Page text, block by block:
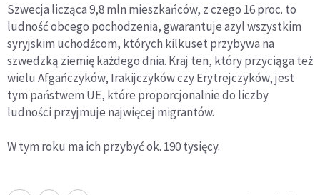
Szwecja licząca 9,8 mln mieszkańców, z czego 16 proc. to
ludność obcego pochodzenia, gwarantuje azyl wszystkim
syryjskim uchodźcom, których kilkuset przybywa na
szwedzką ziemię każdego dnia. Kraj ten, który przyciąga też
wielu Afgańczyków, Irakijczyków czy Erytrejczyków, jest
tym państwem UE, które proporcjonalnie do liczby
ludności przyjmuje najwięcej migrantów.
W tym roku ma ich przybyć ok. 190 tysięcy.